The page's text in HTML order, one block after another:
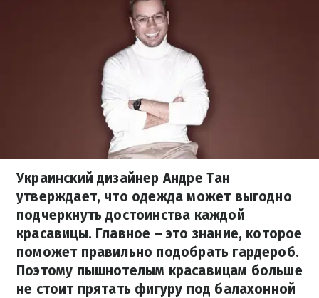
Украинский дизайнер Андре Тан
утверждает, что одежда может выгодно
подчеркнуть достоинства каждой
красавицы. Главное – это знание, которое
поможет правильно подобрать гардероб.
Поэтому пышнотелым красавицам больше
не стоит прятать фигуру под балахонной